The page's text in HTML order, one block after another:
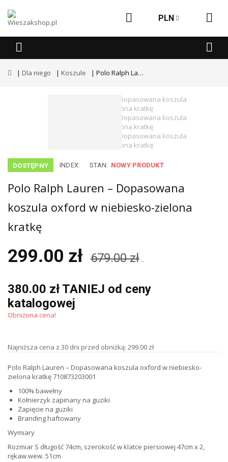
PLN
Dla niego Koszule Polo Ralph Lauren – Dopasowana koszula oxford w niebiesko-zielona kratkę
DOSTĘPNY INDEX: STAN: NOWY PRODUKT
Polo Ralph Lauren – Dopasowana
koszula oxford w niebiesko-zielona
kratkę
299.00 zł 679.00 zł ..
380.00 zł TANIEJ od ceny
katalogowej
Obniżona cena!
Najniższa cena z 30 dni przed obniżką: 299.00 zł
Polo Ralph Lauren – Dopasowana koszula oxford w niebiesko-
zielona kratkę 710873203001
100% bawełny
Kołnierzyk zapinany na guziki
Zapięcie na guziki
Branding haftowany
Wymiary
Rozmiar S długość 74cm, szerokość w klatce piersiowej 47cm x 2,
rękaw wew. 51cm